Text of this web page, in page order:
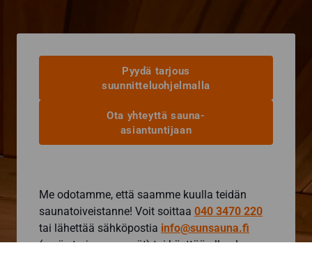
Pyydä tarjous
suunnitteluohjelmalla
Ota yhteyttä sauna-
asiantuntijaan
Me odotamme, että saamme kuulla teidän
saunatoiveistanne! Voit soittaa 040 3470 220
tai lähettää sähköpostia info@sunsauna.fi
(myös tarjouspyynnöt) tai käyttää alla olevaa